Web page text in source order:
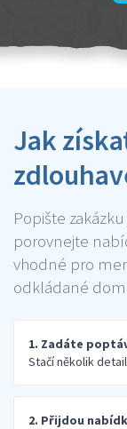
Jak
Popište
porovnejte
vhodné pro
odkládané
1. Zadáte
Stačí několik
2. Přijdou